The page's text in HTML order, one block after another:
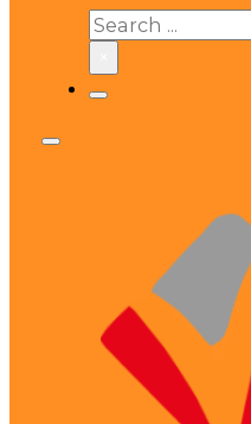
Search